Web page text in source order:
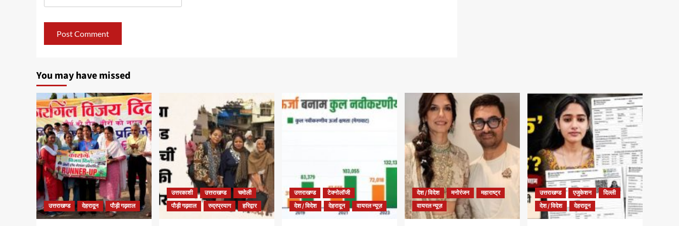
You may have missed
उत्तराखण्ड देहरादून पौड़ी गढ़वाल
उत्तरकाशी उत्तराखण्ड
चमोली
पौड़ी गढ़वाल
रुद्रप्रयाग हरिद्वार
उत्तराखण्ड
टेक्नोलॉजी
देश / विदेश
देहरादून वायरल न्यूज़
देश / विदेश मनोरंजन
महाराष्ट्र
वायरल न्यूज़
उत्तराखण्ड एजुकेशन
दिल्ली
देश / विदेश
देहरादून